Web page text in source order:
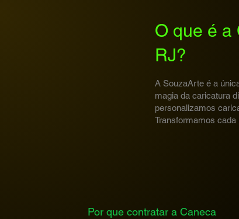
O que é a
RJ?
A SouzaArte é a
magia da caricatura
personalizamos
Transformamos
Por que contratar a Caneca